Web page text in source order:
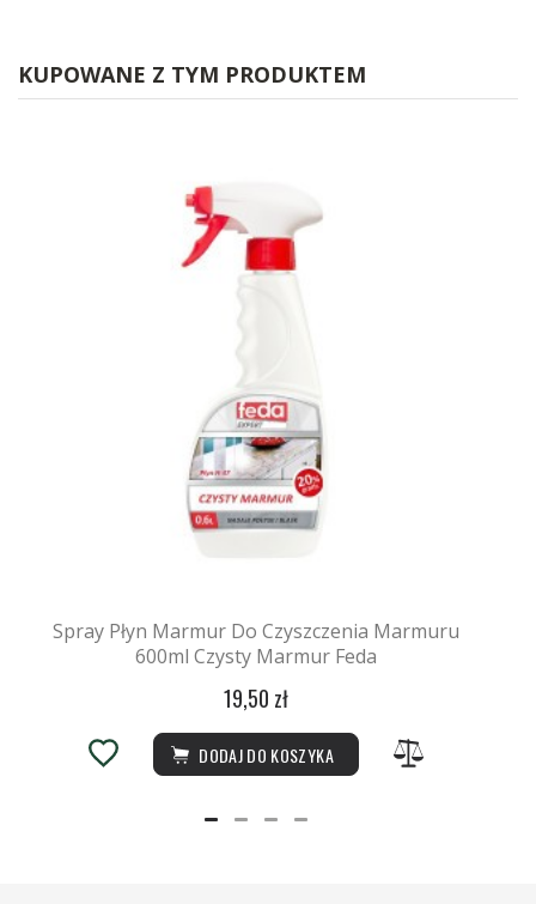
KUPOWANE Z TYM PRODUKTEM
Spray Płyn Marmur Do Czyszczenia Marmuru
600ml Czysty Marmur Feda
19,50 zł
DODAJ DO KOSZYKA